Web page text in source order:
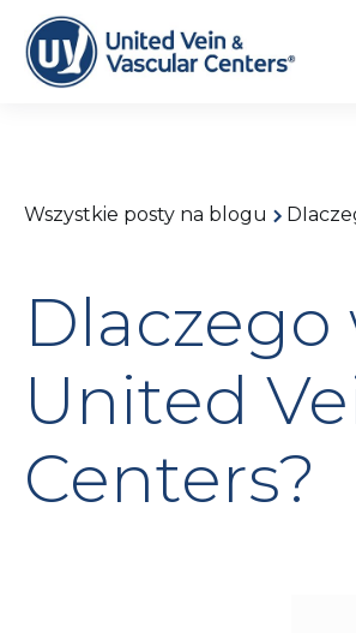
Wszystkie posty na blogu
United
Centers?